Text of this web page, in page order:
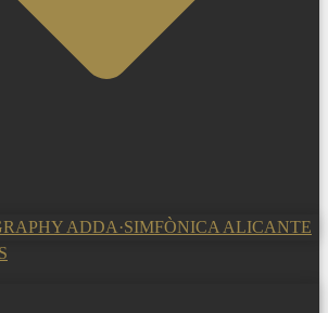
ADDA·SIMFÒNICA ALICANTE